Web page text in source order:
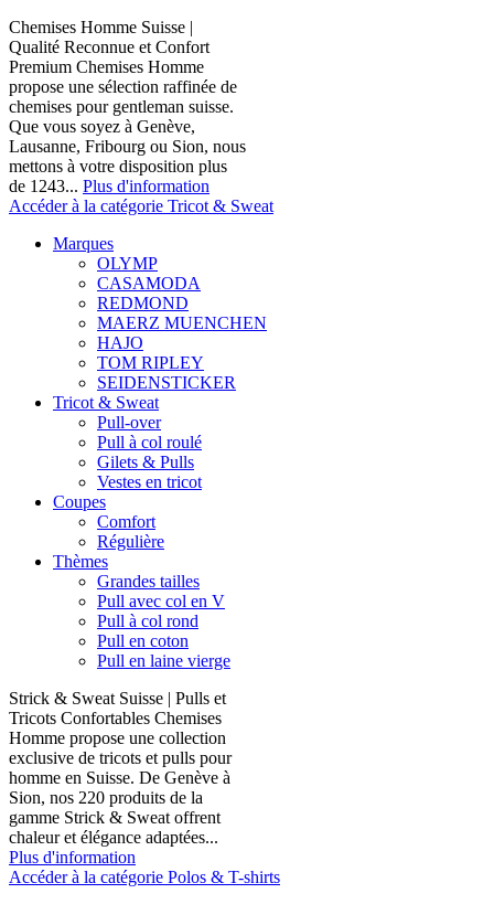
Chemises Homme Suisse |
Qualité Reconnue et Confort
Premium Chemises Homme
propose une sélection raffinée de
chemises pour gentleman suisse.
Que vous soyez à Genève,
Lausanne, Fribourg ou Sion, nous
mettons à votre disposition plus
de 1243... Plus d'information
Accéder à la catégorie Tricot & Sweat
Marques
OLYMP
CASAMODA
REDMOND
MAERZ MUENCHEN
HAJO
TOM RIPLEY
SEIDENSTICKER
Tricot & Sweat
Pull-over
Pull à col roulé
Gilets & Pulls
Vestes en tricot
Coupes
Comfort
Régulière
Thèmes
Grandes tailles
Pull avec col en V
Pull à col rond
Pull en coton
Pull en laine vierge
Strick & Sweat Suisse | Pulls et
Tricots Confortables Chemises
Homme propose une collection
exclusive de tricots et pulls pour
homme en Suisse. De Genève à
Sion, nos 220 produits de la
gamme Strick & Sweat offrent
chaleur et élégance adaptées...
Plus d'information
Accéder à la catégorie Polos & T-shirts